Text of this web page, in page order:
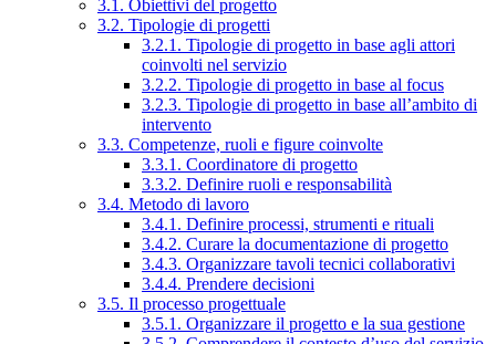
3.1. Obiettivi del progetto
3.2. Tipologie di progetti
3.2.1. Tipologie di progetto in base agli attori
coinvolti nel servizio
3.2.2. Tipologie di progetto in base al focus
3.2.3. Tipologie di progetto in base all’ambito di
intervento
3.3. Competenze, ruoli e figure coinvolte
3.3.1. Coordinatore di progetto
3.3.2. Definire ruoli e responsabilità
3.4. Metodo di lavoro
3.4.1. Definire processi, strumenti e rituali
3.4.2. Curare la documentazione di progetto
3.4.3. Organizzare tavoli tecnici collaborativi
3.4.4. Prendere decisioni
3.5. Il processo progettuale
3.5.1. Organizzare il progetto e la sua gestione